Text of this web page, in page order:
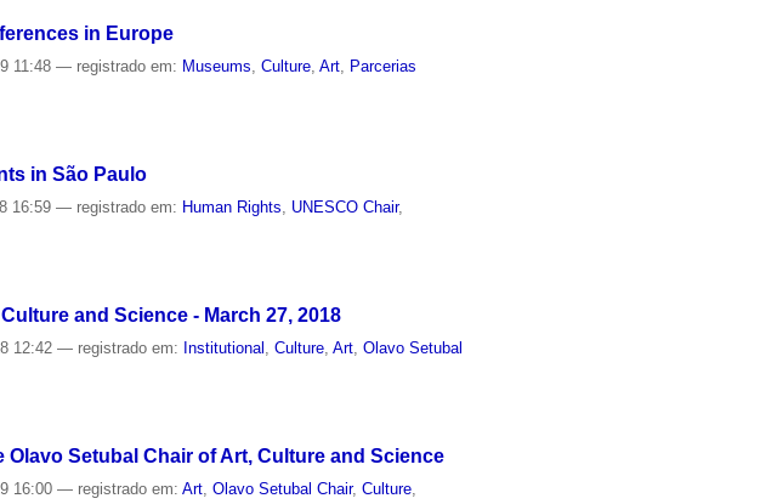
in Europe
11:48— registrado em: Museums,Culture,Art, Parcerias
in São Paulo
16:59— registrado em: Human Rights, UNESCO Chair,
and Science - March 27, 2018
12:42— registrado em: Institutional ,Culture ,Art ,Olavo Setubal
Setubal Chair of Art, Culture and Science
16:00— registrado em:Art ,Olavo Setubal Chair,Culture